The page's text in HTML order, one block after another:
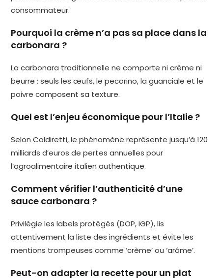
consommateur.
Pourquoi la crème n’a pas sa place dans la
carbonara ?
La carbonara traditionnelle ne comporte ni crème ni
beurre : seuls les œufs, le pecorino, la guanciale et le
poivre composent sa texture.
Quel est l’enjeu économique pour l’Italie ?
Selon Coldiretti, le phénomène représente jusqu’à 120
milliards d’euros de pertes annuelles pour
l’agroalimentaire italien authentique.
Comment vérifier l’authenticité d’une
sauce carbonara ?
Privilégie les labels protégés (DOP, IGP), lis
attentivement la liste des ingrédients et évite les
mentions trompeuses comme ‘crème’ ou ‘arôme’.
Peut-on adapter la recette pour un plat